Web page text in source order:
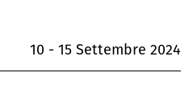
10 - 15 Settembre 2024